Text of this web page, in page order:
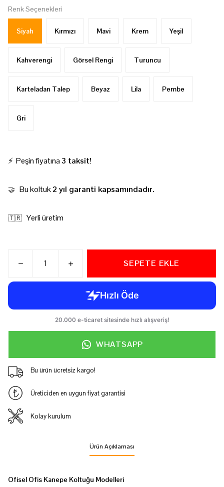
Renk Seçenekleri
Siyah Kırmızı Mavi Krem Yeşil
Kahverengi Görsel Rengi Turuncu
Karteladan Talep Beyaz Lila Pembe
Gri
⚡ Peşin fiyatına 3 taksit!
🤝 Bu koltuk2 yıl garanti kapsamındadır.
🇹🇷 Yerli üretim
SEPETE EKLE
WHATSAPP
Bu ürün ücretsiz kargo!
Üreticiden en uygun fiyat garantisi
Kolay kurulum
Ürün Açıklaması
Ofisel Ofis Kanepe Koltuğu Modelleri